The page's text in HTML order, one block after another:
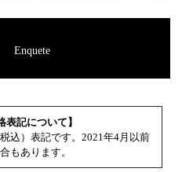
Enquete
表記について】
込）表記です。2021年4月以前
もあります。